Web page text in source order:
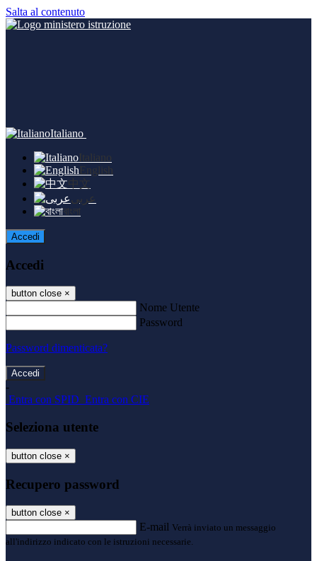
Salta al contenuto
Italiano
Italiano
English
中文
عربى
বাংলা
Accedi
Accedi
button close ×
Nome Utente
Password
Password dimenticata?
-
Entra con SPID Entra con CIE
Seleziona utente
button close ×
Recupero password
button close ×
E-mail Verrà inviato un messaggio
all'indirizzo indicato con le istruzioni necessarie.